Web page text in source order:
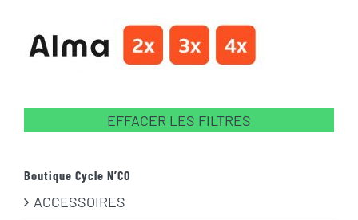
EFFACER LES FILTRES
Boutique Cycle N’CO
ACCESSOIRES